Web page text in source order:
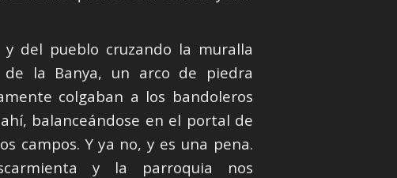
y del pueblo cruzando la muralla
la Banya, un arco de piedra
colgaban a los bandoleros
balanceándose en el portal de
campos. Y ya no, y es una pena.
y la parroquia nos